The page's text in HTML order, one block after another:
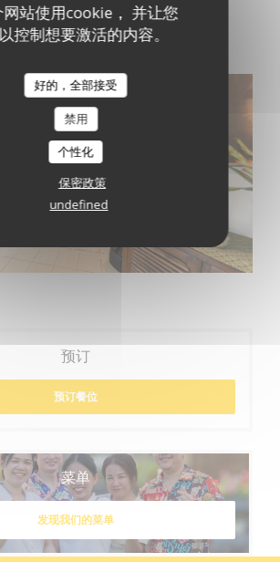
网站使用cookie， 并让您
控制想要激活的内容。
好的，全部接受
禁用
个性化
保密政策
undefined
预订
预订餐位
菜单
发现我们的菜单